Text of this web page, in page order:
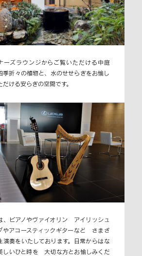
ーズラウンジからご覧いただける中庭
季折々の植物と、水のせせらぎをお愉し
だける安らぎの空間です。
、ピアノやヴァイオリン アイリッシュ
やアコースティックギターなど さまざ
演奏をいたしております。日常からはな
しいひと時を 大切な方とお愉しみくだ